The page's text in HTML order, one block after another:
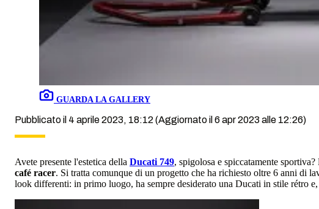
GUARDA LA GALLERY
Pubblicato il 4 aprile 2023, 18:12(Aggiornato il 6 apr 2023 alle 12:26)
Avete presente l'estetica della Ducati 749, spigolosa e spiccatamente
café racer. Si tratta comunque di un progetto che ha richiesto oltre 6 anni di
look differenti: in primo luogo, ha sempre desiderato una Ducati in stile rétro